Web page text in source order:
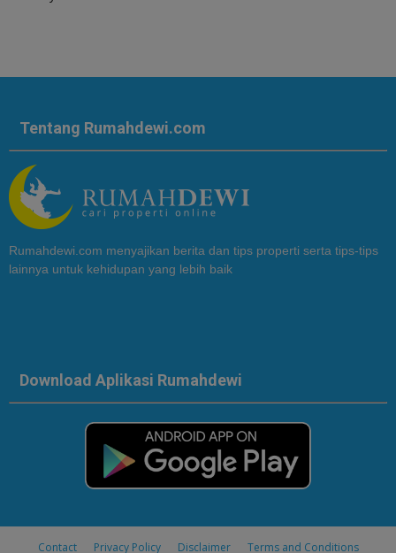
Tentang Rumahdewi.com
Rumahdewi.com menyajikan berita dan tips properti serta tips-tips
lainnya untuk kehidupan yang lebih baik
Download Aplikasi Rumahdewi
Contact Privacy Policy Disclaimer Terms and Conditions